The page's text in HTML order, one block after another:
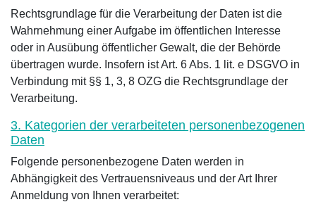
Rechtsgrundlage für die Verarbeitung der Daten ist die
Wahrnehmung einer Aufgabe im öffentlichen Interesse
oder in Ausübung öffentlicher Gewalt, die der Behörde
übertragen wurde. Insofern ist Art. 6 Abs. 1 lit. e DSGVO in
Verbindung mit §§ 1, 3, 8 OZG die Rechtsgrundlage der
Verarbeitung.
3. Kategorien der verarbeiteten personenbezogenen
Daten
Folgende personenbezogene Daten werden in
Abhängigkeit des Vertrauensniveaus und der Art Ihrer
Anmeldung von Ihnen verarbeitet: